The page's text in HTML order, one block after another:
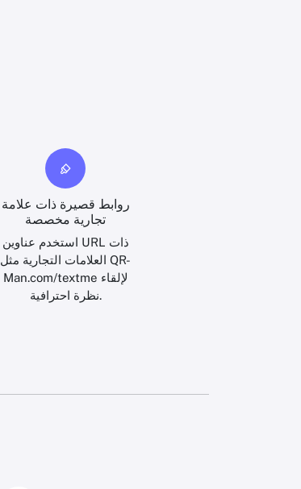
روابط قصيرة ذات علامة
تجارية مخصصة
استخدم عناوين URL ذات
العلامات التجارية مثل QR-
Man.com/textme لإلقاء
نظرة احترافية.